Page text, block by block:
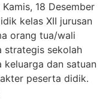
18 Desember
kelas XII jurusan
orang tua/wali
strategis sekolah
keluarga dan satuan
peserta didik.